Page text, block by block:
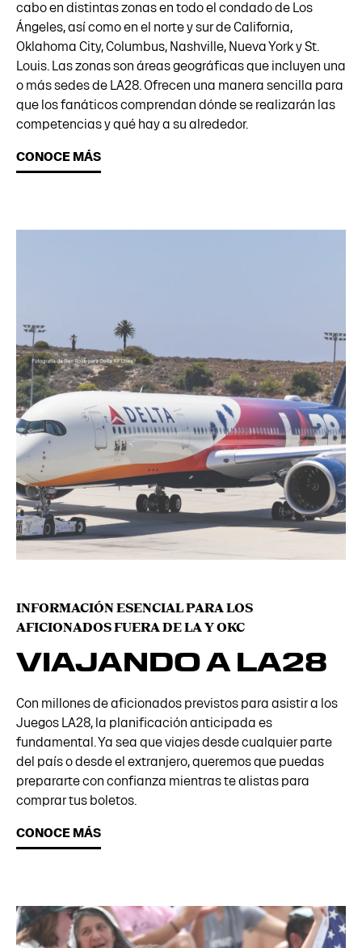
cabo en distintas zonas en todo el condado de Los
Ángeles, así como en el norte y sur de California,
Oklahoma City, Columbus, Nashville, Nueva York y St.
Louis. Las zonas son áreas geográficas que incluyen una
o más sedes de LA28. Ofrecen una manera sencilla para
que los fanáticos comprendan dónde se realizarán las
competencias y qué hay a su alrededor.
CONOCE MÁS
INFORMACIÓN ESENCIAL PARA LOS
AFICIONADOS FUERA DE LA Y OKC
VIAJANDO A LA28
Con millones de aficionados previstos para asistir a los
Juegos LA28, la planificación anticipada es
fundamental. Ya sea que viajes desde cualquier parte
del país o desde el extranjero, queremos que puedas
prepararte con confianza mientras te alistas para
comprar tus boletos.
CONOCE MÁS